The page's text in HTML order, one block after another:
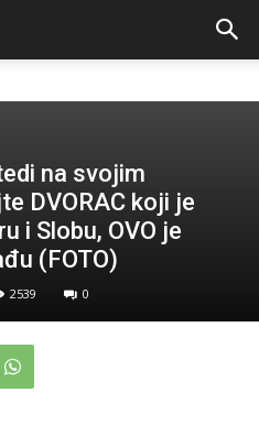
na svojim
DVORAC koji je
i Slobu, OVO je
(FOTO)
2539 0